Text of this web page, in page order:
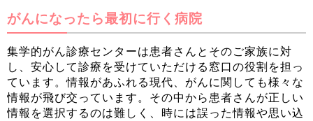
がんになったら最初に行く病院
集学的がん診療センターは患者さんとそのご家族に対
し、安心して診療を受けていただける窓口の役割を担っ
ています。情報があふれる現代、がんに関しても様々な
情報が飛び交っています。その中から患者さんが正しい
情報を選択するのは難しく、時には誤った情報や思い込